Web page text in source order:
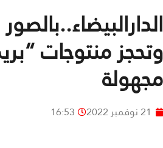
وتحجز منتوجات
مجهولة
21 نوفمبر 2022 16:53